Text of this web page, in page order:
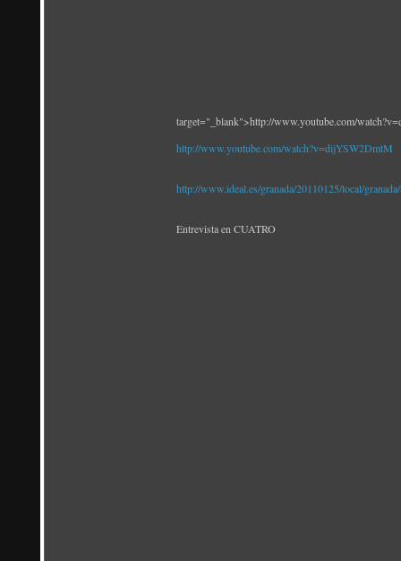
target="_blank">http://www.youtube.com/
http://www.youtube.com/watch?v=dijYSW2DmtM
http://www.ideal.es/granada/20110125/local/
Entrevista en CUATRO